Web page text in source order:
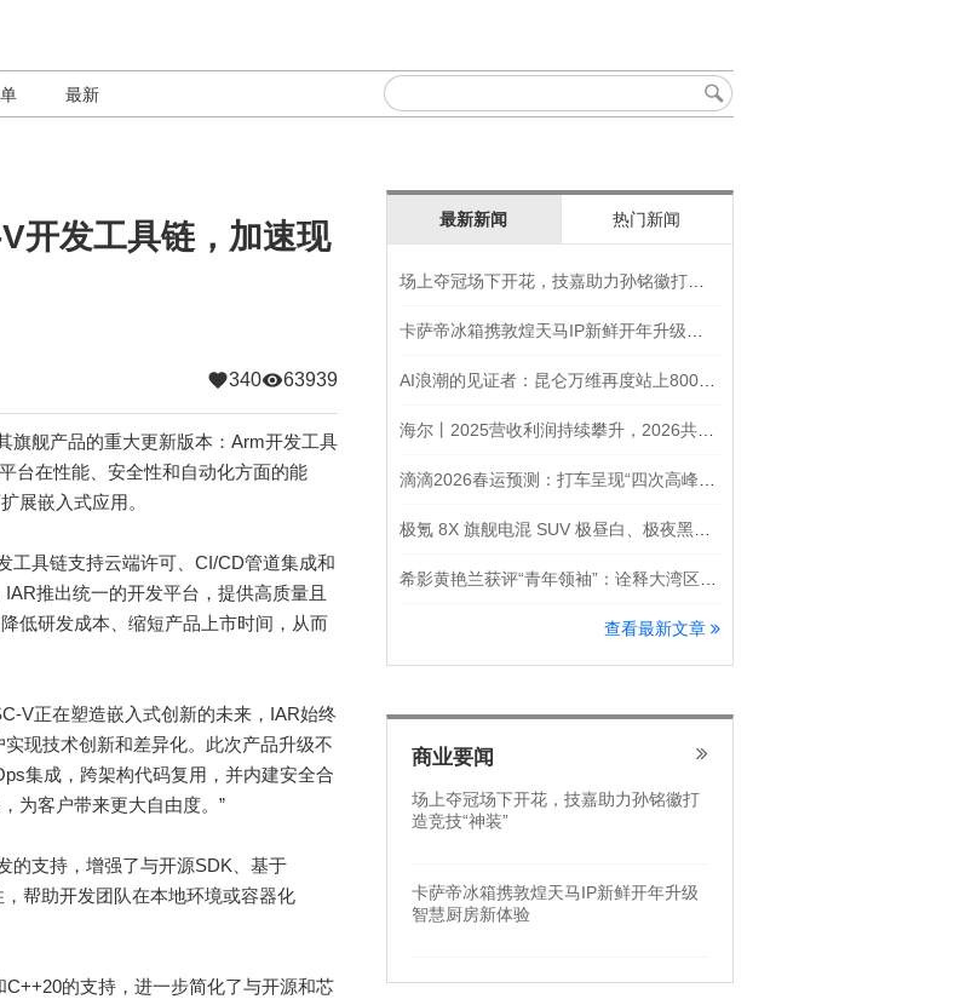
最新
开发工具链，加速现
340 63939
舰产品的重大更新版本：Arm开发工具
台在性能、安全性和自动化方面的能
展嵌入式应用。
具链支持云端许可、CI/CD管道集成和
推出统一的开发平台，提供高质量且
低研发成本、缩短产品上市时间，从而
V正在塑造嵌入式创新的未来，IAR始终
现技术创新和差异化。此次产品升级不
集成，跨架构代码复用，并内建安全合
为客户带来更大自由度。”
支持，增强了与开源SDK、基于
帮助开发团队在本地环境或容器化
的支持，进一步简化了与开源和芯
最新新闻 热门新闻
查看最新文章
商业要闻
场上夺冠场下开花，技嘉助力孙铭徽打
造竞技“神装”
卡萨帝冰箱携敦煌天马IP新鲜开年升级
智慧厨房新体验